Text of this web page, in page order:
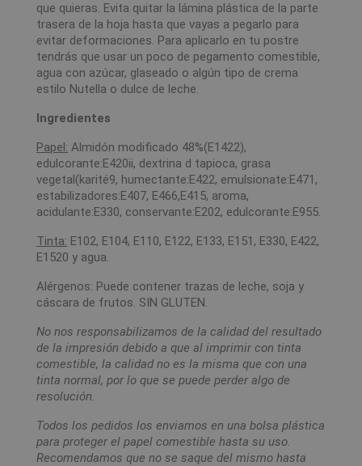
que quieras. Evita quitar la lámina plástica de la parte
trasera de la hoja hasta que vayas a pegarlo para
evitar deformaciones. Para aplicarlo en tu postre
tendrás que usar un poco de pegamento comestible,
agua con azúcar, glaseado o algún tipo de crema
estilo Nutella o dulce de leche.
Ingredientes
Papel: Almidón modificado 48%(E1422),
edulcorante:E420ii, dextrina d tapioca, grasa
vegetal(karité9, humectante:E422, emulsionate:E471,
estabilizadores:E407, E466,E415, aroma,
acidulante:E330, conservante:E202, edulcorante:E955.
Tinta: E102, E104, E110, E122, E133, E151, E330, E422,
E1520 y agua.
Alérgenos: Puede contener trazas de leche, soja y
cáscara de frutos. SIN GLUTEN.
No nos responsabilizamos de la calidad del resultado
de la impresión debido a que al imprimir con tinta
comestible, la calidad no es la misma que con una
tinta normal, por lo que se puede perder algo de
resolución.
Todos los pedidos los enviamos en una bolsa plástica
para proteger el papel comestible hasta su uso.
Recomendamos que no se saque del mismo hasta